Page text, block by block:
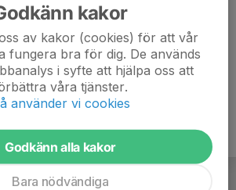
kakor
av kakor (cookies) för att vår
fungera bra för dig. De används
i syfte att hjälpa oss att
våra tjänster.
använder vi cookies
Godkänn alla kakor
Bara nödvändiga